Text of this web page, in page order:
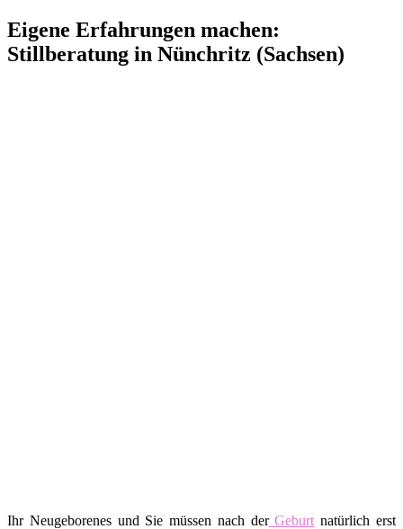
Eigene Erfahrungen machen:
Stillberatung in Nünchritz (Sachsen)
Ihr Neugeborenes und Sie müssen nach derGeburt natürlich erst